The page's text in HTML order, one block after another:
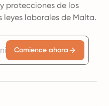
protecciones de los
laborales de Malta.
Comience ahora